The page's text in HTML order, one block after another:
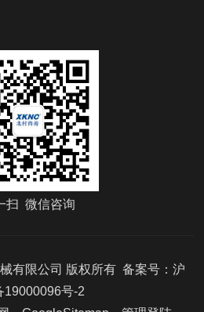
扫 微信咨询
有限公司 版权所有 备案号： 沪
19000096号-2